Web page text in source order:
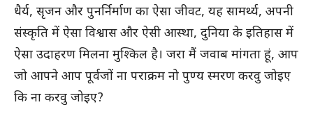
धैर्य, सृजन और पुनर्निर्माण का ऐसा जीवट, यह सामर्थ्य, अपनी
संस्कृति में ऐसा विश्वास और ऐसी आस्था, दुनिया के इतिहास में
ऐसा उदाहरण मिलना मुश्किल है। जरा मैं जवाब मांगता हूं, आप
जो आपने आप पूर्वजों ना पराक्रम नो पुण्य स्मरण करवु जोइए
कि ना करवु जोइए?